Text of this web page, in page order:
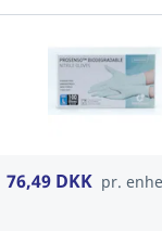
76,49 DKK pr.